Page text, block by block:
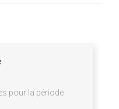
pour la période